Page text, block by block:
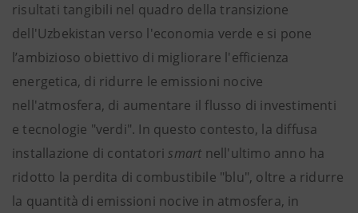
risultati tangibili nel quadro della transizione
dell'Uzbekistan verso l'economia verde e si pone
l’ambizioso obiettivo di migliorare l'efficienza
energetica, di ridurre le emissioni nocive
nell'atmosfera, di aumentare il flusso di investimenti
e tecnologie "verdi". In questo contesto, la diffusa
installazione di contatorismartnell'ultimo anno ha
ridotto la perdita di combustibile "blu", oltre a ridurre
la quantità di emissioni nocive in atmosfera, in